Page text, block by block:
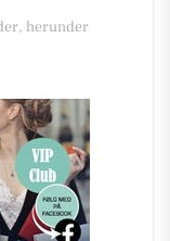
herunder